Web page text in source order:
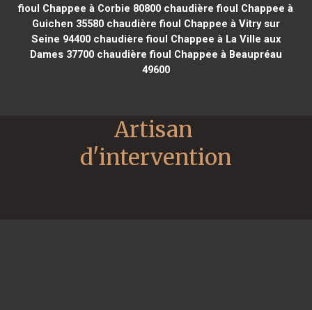
fioul Chappee à Corbie 80800 chaudière fioul Chappee à
Guichen 35580chaudière fioul Chappee à Vitry sur
Seine 94400chaudière fioul Chappee à La Ville aux
Dames 37700chaudière fioul Chappee à Beaupréau
49600
Artisan
d'intervention